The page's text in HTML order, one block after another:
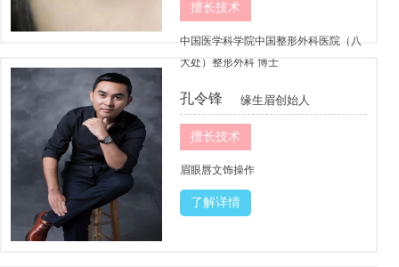
擅长技术
中国医学科学院中国整形外科医院（八
大处）整形外科 博士
孔令锋 缘生眉创始人
擅长技术
眉眼唇文饰操作
了解详情